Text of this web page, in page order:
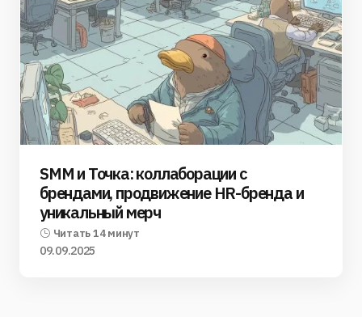
SMM и Точка: коллаборации с
брендами, продвижение HR-бренда и
уникальный мерч
Читать 14 минут
09.09.2025